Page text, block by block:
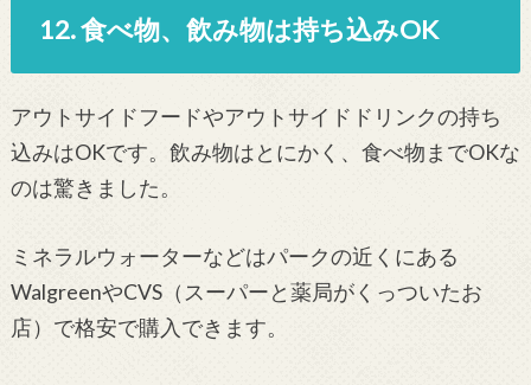
12. 食べ物、飲み物は持ち込みOK
アウトサイドフードやアウトサイドドリンクの持ち
込みはOKです。飲み物はとにかく、食べ物までOKな
のは驚きました。
ミネラルウォーターなどはパークの近くにある
WalgreenやCVS（スーパーと薬局がくっついたお
店）で格安で購入できます。